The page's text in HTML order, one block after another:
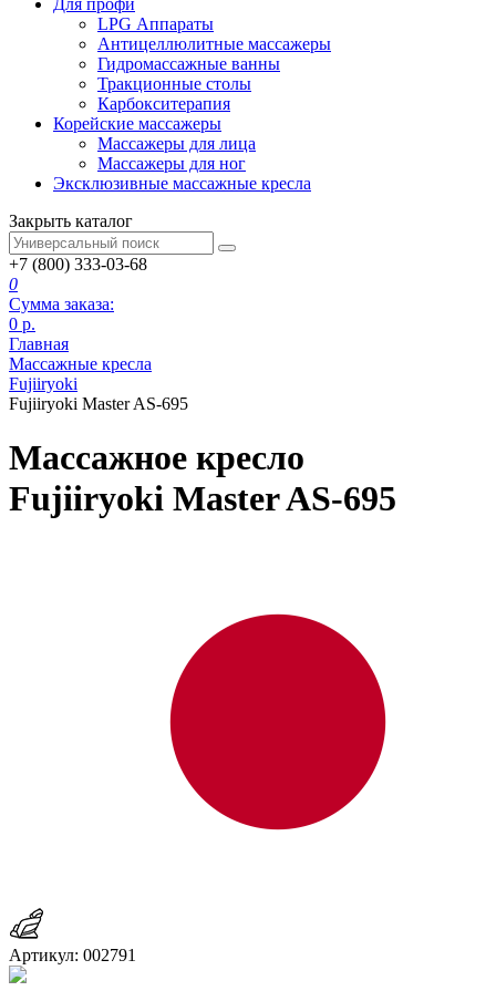
LPG Аппараты
Антицеллюлитные массажеры
Гидромассажные ванны
Тракционные столы
Карбокситерапия
Корейские массажеры
Массажеры для лица
Массажеры для ног
Эксклюзивные массажные кресла
Закрыть каталог
+7 (800) 333-03-68
0
Сумма заказа:
0 р.
Главная
Массажные кресла
Fujiiryoki
Fujiiryoki Master AS-695
Массажное кресло
Fujiiryoki Master AS-695
Артикул: 002791